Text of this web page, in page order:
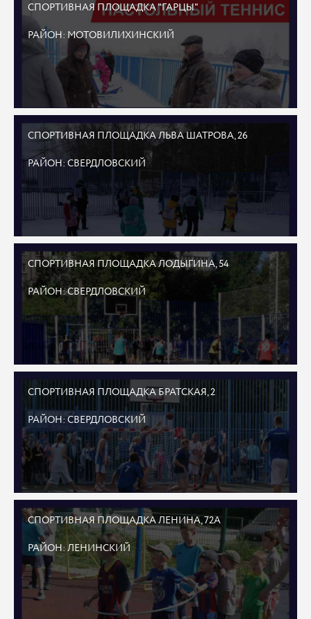
СПОРТИВНАЯ ПЛОЩАДКА "ГАРЦЫ"
РАЙОН: МОТОВИЛИХИНСКИЙ
СПОРТИВНАЯ ПЛОЩАДКА ЛЬВА ШАТРОВА, 26
РАЙОН: СВЕРДЛОВСКИЙ
СПОРТИВНАЯ ПЛОЩАДКА ЛОДЫГИНА, 54
РАЙОН: СВЕРДЛОВСКИЙ
СПОРТИВНАЯ ПЛОЩАДКА БРАТСКАЯ, 2
РАЙОН: СВЕРДЛОВСКИЙ
СПОРТИВНАЯ ПЛОЩАДКА ЛЕНИНА, 72А
РАЙОН: ЛЕНИНСКИЙ